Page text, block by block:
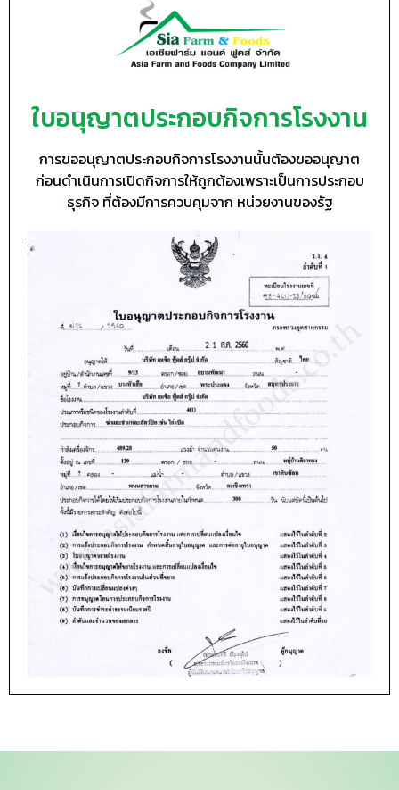
ใบอนุญาตประกอบกิจการโรงงาน
การขออนุญาตประกอบกิจการโรงงานนั้นต้องขออนุญาต
ก่อนดำเนินการเปิดกิจการให้ถูกต้องเพราะเป็นการประกอบ
ธุรกิจ ที่ต้องมีการควบคุมจาก หน่วยงานของรัฐ